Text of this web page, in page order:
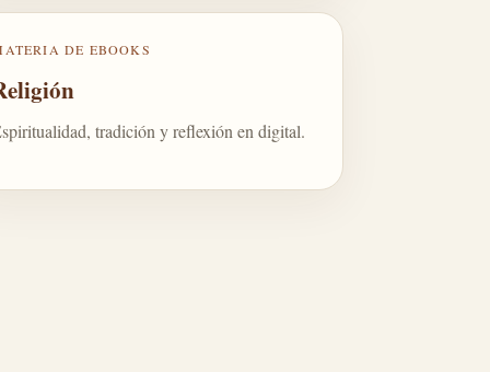
DE EBOOKS
tradición y reflexión en digital.